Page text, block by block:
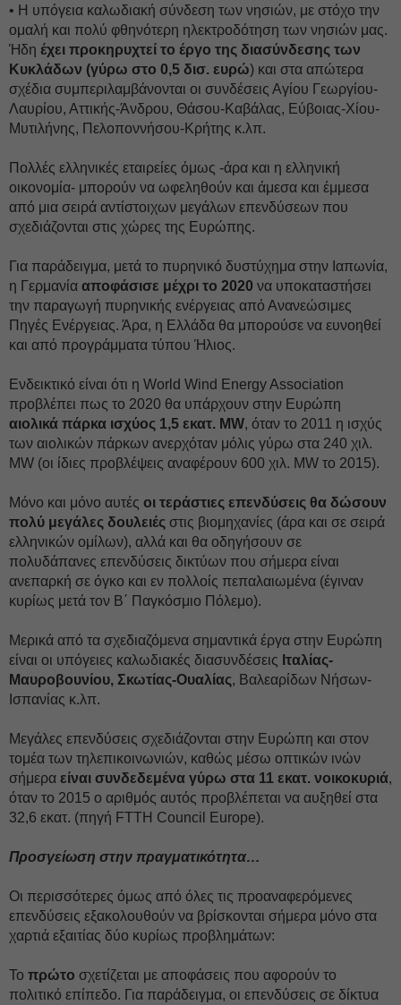
• Η υπόγεια καλωδιακή σύνδεση των νησιών, με στόχο την
ομαλή και πολύ φθηνότερη ηλεκτροδότηση των νησιών μας.
Ήδη έχει προκηρυχτεί το έργο της διασύνδεσης των
Κυκλάδων (γύρω στο 0,5 δισ. ευρώ) και στα απώτερα
σχέδια συμπεριλαμβάνονται οι συνδέσεις Αγίου Γεωργίου-
Λαυρίου, Αττικής-Άνδρου, Θάσου-Καβάλας, Εύβοιας-Χίου-
Μυτιλήνης, Πελοποννήσου-Κρήτης κ.λπ.
Πολλές ελληνικές εταιρείες όμως -άρα και η ελληνική
οικονομία- μπορούν να ωφεληθούν και άμεσα και έμμεσα
από μια σειρά αντίστοιχων μεγάλων επενδύσεων που
σχεδιάζονται στις χώρες της Ευρώπης.
Για παράδειγμα, μετά το πυρηνικό δυστύχημα στην Ιαπωνία,
η Γερμανία αποφάσισε μέχρι το 2020 να υποκαταστήσει
την παραγωγή πυρηνικής ενέργειας από Ανανεώσιμες
Πηγές Ενέργειας. Άρα, η Ελλάδα θα μπορούσε να ευνοηθεί
και από προγράμματα τύπου Ήλιος.
Ενδεικτικό είναι ότι η World Wind Energy Association
προβλέπει πως το 2020 θα υπάρχουν στην Ευρώπη
αιολικά πάρκα ισχύος 1,5 εκατ. MW, όταν το 2011 η ισχύς
των αιολικών πάρκων ανερχόταν μόλις γύρω στα 240 χιλ.
MW (οι ίδιες προβλέψεις αναφέρουν 600 χιλ. MW το 2015).
Μόνο και μόνο αυτές οι τεράστιες επενδύσεις θα δώσουν
πολύ μεγάλες δουλειές στις βιομηχανίες (άρα και σε σειρά
ελληνικών ομίλων), αλλά και θα οδηγήσουν σε
πολυδάπανες επενδύσεις δικτύων που σήμερα είναι
ανεπαρκή σε όγκο και εν πολλοίς πεπαλαιωμένα (έγιναν
κυρίως μετά τον Β΄ Παγκόσμιο Πόλεμο).
Μερικά από τα σχεδιαζόμενα σημαντικά έργα στην Ευρώπη
είναι οι υπόγειες καλωδιακές διασυνδέσεις Ιταλίας-
Μαυροβουνίου, Σκωτίας-Ουαλίας, Βαλεαρίδων Νήσων-
Ισπανίας κ.λπ.
Μεγάλες επενδύσεις σχεδιάζονται στην Ευρώπη και στον
τομέα των τηλεπικοινωνιών, καθώς μέσω οπτικών ινών
σήμερα είναι συνδεδεμένα γύρω στα 11 εκατ. νοικοκυριά,
όταν το 2015 ο αριθμός αυτός προβλέπεται να αυξηθεί στα
32,6 εκατ. (πηγή FTTH Council Europe).
Προσγείωση στην πραγματικότητα…
Οι περισσότερες όμως από όλες τις προαναφερόμενες
επενδύσεις εξακολουθούν να βρίσκονται σήμερα μόνο στα
χαρτιά εξαιτίας δύο κυρίως προβλημάτων:
Το πρώτο σχετίζεται με αποφάσεις που αφορούν το
πολιτικό επίπεδο. Για παράδειγμα, οι επενδύσεις σε δίκτυα